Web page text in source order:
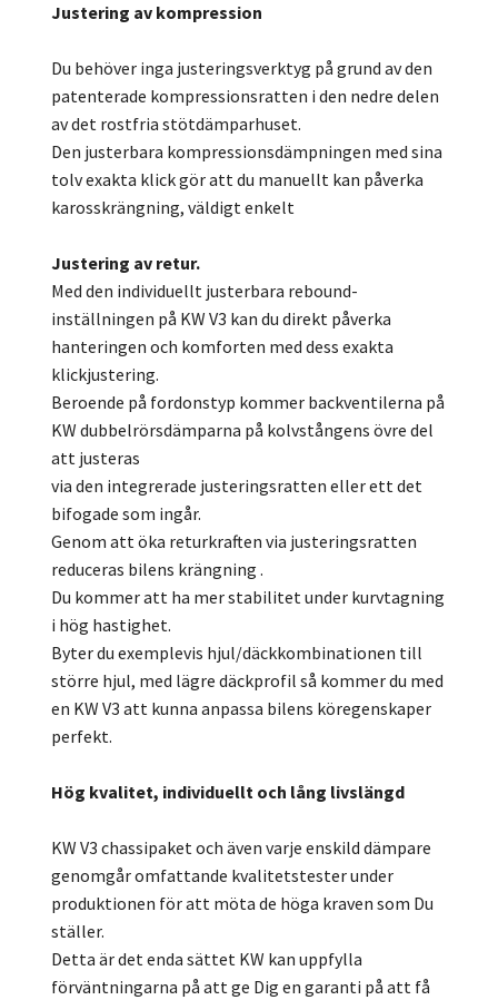
Justering av kompression
Du behöver inga justeringsverktyg på grund av den
patenterade kompressionsratten i den nedre delen
av det rostfria stötdämparhuset.
Den justerbara kompressionsdämpningen med sina
tolv exakta klick gör att du manuellt kan påverka
karosskrängning, väldigt enkelt
Justering av retur.
Med den individuellt justerbara rebound-
inställningen på KW V3 kan du direkt påverka
hanteringen och komforten med dess exakta
klickjustering.
Beroende på fordonstyp kommer backventilerna på
KW dubbelrörsdämparna på kolvstångens övre del
att justeras
via den integrerade justeringsratten eller ett det
bifogade som ingår.
Genom att öka returkraften via justeringsratten
reduceras bilens krängning .
Du kommer att ha mer stabilitet under kurvtagning
i hög hastighet.
Byter du exemplevis hjul/däckkombinationen till
större hjul, med lägre däckprofil så kommer du med
en KW V3 att kunna anpassa bilens köregenskaper
perfekt.
Hög kvalitet, individuellt och lång livslängd
KW V3 chassipaket och även varje enskild dämpare
genomgår omfattande kvalitetstester under
produktionen för att möta de höga kraven som Du
ställer.
Detta är det enda sättet KW kan uppfylla
förväntningarna på att ge Dig en garanti på att få